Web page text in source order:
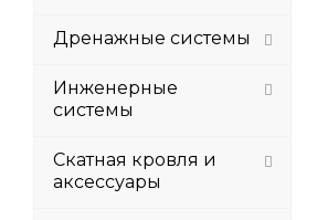
Дренажные системы
Инженерные
системы
Скатная кровля и
аксессуары